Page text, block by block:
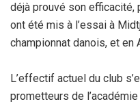
déjà prouvé son
ont été mis à l’essai à
championnat danois, et en
L’effectif actuel du club
prometteurs de